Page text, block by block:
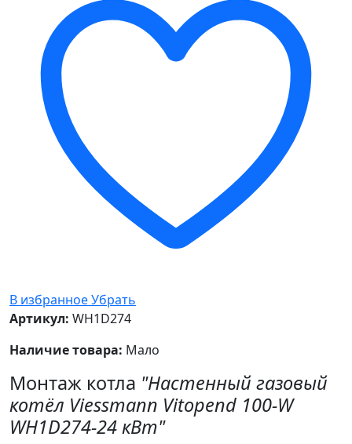
В избранноеУбрать
Артикул: WH1D274
Наличие товара: Мало
Монтаж котла "Настенный газовый
котёл Viessmann Vitopend 100-W
WH1D274-24 кВт"